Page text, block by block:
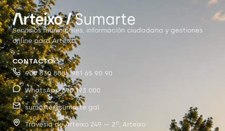
Servicios municipales, información ciudadana y gestiones
online para Arteixo.
CONTACTO
900 830 888 · 981 65 90 90
WhatsApp 698 193 000
sumarte@sumarte.gal
Travesía de Arteixo 249 — 2º, Arteixo